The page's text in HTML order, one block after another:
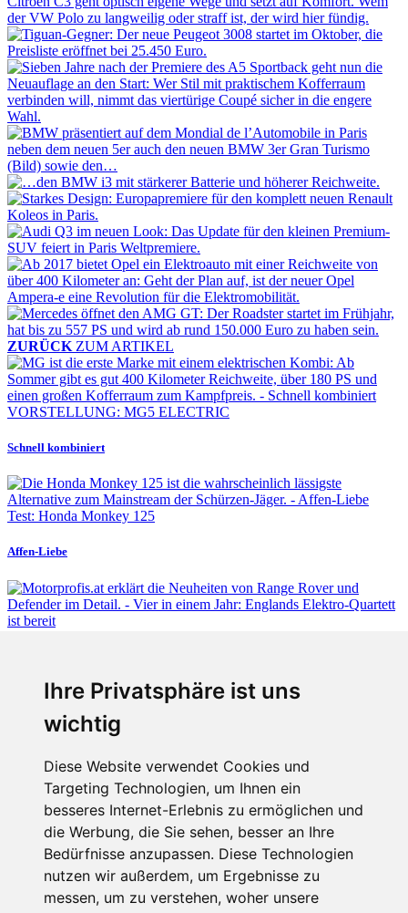
Ihre Privatsphäre ist uns
wichtig
Diese Website verwendet Cookies und
Targeting Technologien, um Ihnen ein
besseres Internet-Erlebnis zu ermöglichen und
die Werbung, die Sie sehen, besser an Ihre
Bedürfnisse anzupassen. Diese Technologien
nutzen wir außerdem, um Ergebnisse zu
messen, um zu verstehen, woher unsere
ZURÜCK ZUM ARTIKEL
VORSTELLUNG: MG5 ELECTRIC
Schnell kombiniert
Test: Honda Monkey 125
Affen-Liebe
Vier in einem Jahr: Englands Elektro-Quartett ist bereit
Fabian Steiner
Auto heißt Auto: Wie man die Klimaanlage bedient (und wie nicht)
Menschen in Bewegung